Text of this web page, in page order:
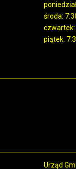
środa:
czwartek:
piątek:
Urząd